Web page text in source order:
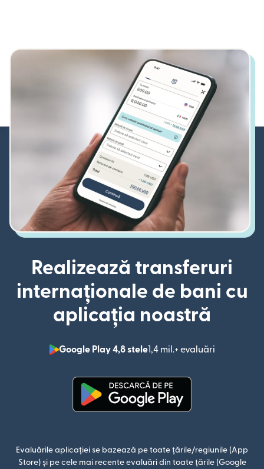
Realizează transferuri
internaționale de bani cu
aplicația noastră
Google Play 4,8 stele1,4 mil.+ evaluări
(se
Evaluările aplicației se bazează pe toate țările/regiunile (App
Store) și pe cele mai recente evaluări din toate țările (Google